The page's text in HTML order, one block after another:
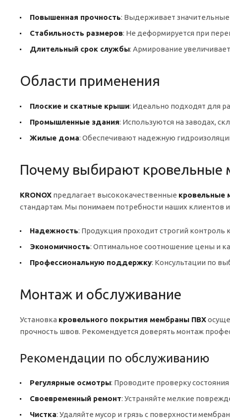
Повышенная прочность: Выдерживает значительные
Стабильность размеров: Не деформируется при
Длительный срок службы: Армирование
Области применения
Плоские и скатные крыши: Идеально подходят для
Промышленные здания: Используются на заводах,
Жилые дома: Обеспечивают надежную
Почему выбирают кровельные
KRONOX предлагает высококачественные кровельные
стандартам. Мы понимаем потребности наших клиентов
Надежность: Продукция проходит строгий контроль
Экономичность: Оптимальное соотношение цены и
Профессиональную поддержку: Консультации по
Монтаж и обслуживание
Установка кровельного покрытия мембраны ПВХ
прочность швов. Рекомендуется доверять монтаж
Рекомендации по обслуживанию
Регулярные осмотры: Проводите проверку
Своевременный ремонт: Устраняйте мелкие
Чистка: Удаляйте мусор и грязь с поверхности